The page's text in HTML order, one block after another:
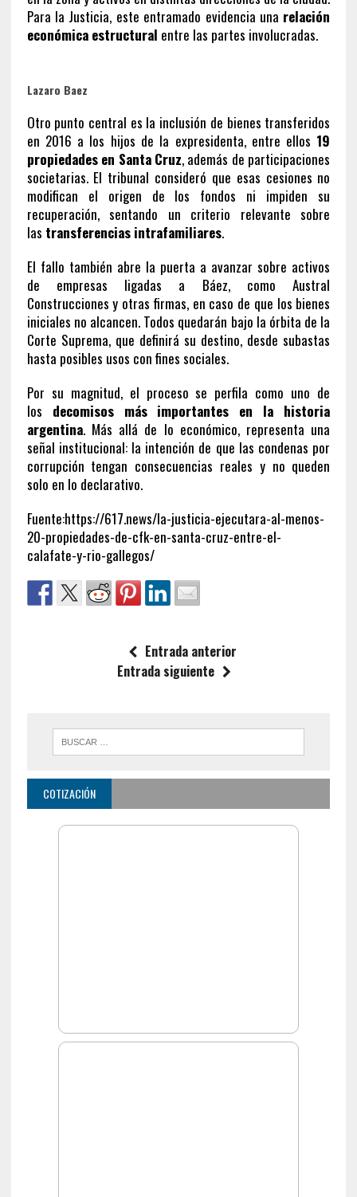
Para la Justicia, este entramado evidencia una relación
económica estructural entre las partes involucradas.
Lazaro Baez
Otro punto central es la inclusión de bienes transferidos
en 2016 a los hijos de la expresidenta, entre ellos 19
propiedades en Santa Cruz, además de participaciones
societarias. El tribunal consideró que esas cesiones no
modifican el origen de los fondos ni impiden su
recuperación, sentando un criterio relevante sobre
las transferencias intrafamiliares.
El fallo también abre la puerta a avanzar sobre activos
de empresas ligadas a Báez, como Austral
Construcciones y otras firmas, en caso de que los bienes
iniciales no alcancen. Todos quedarán bajo la órbita de la
Corte Suprema, que definirá su destino, desde subastas
hasta posibles usos con fines sociales.
Por su magnitud, el proceso se perfila como uno de
los decomisos más importantes en la historia
argentina. Más allá de lo económico, representa una
señal institucional: la intención de que las condenas por
corrupción tengan consecuencias reales y no queden
solo en lo declarativo.
Fuente:https://617.news/la-justicia-ejecutara-al-menos-
20-propiedades-de-cfk-en-santa-cruz-entre-el-
calafate-y-rio-gallegos/
Entrada anterior
Entrada siguiente
COTIZACIÓN